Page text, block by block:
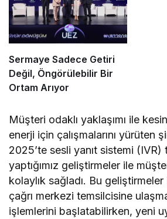
Sermaye Sadece Getiri
Değil, Öngörülebilir Bir
Ortam Arıyor
Müşteri odaklı yaklaşımı ile
enerji için çalışmalarını yürüten
2025’te sesli yanıt sistemi
yaptığımız geliştirmeler ile
kolaylık sağladı. Bu
çağrı merkezi temsilcisine
işlemlerini başlatabilirken, yeni